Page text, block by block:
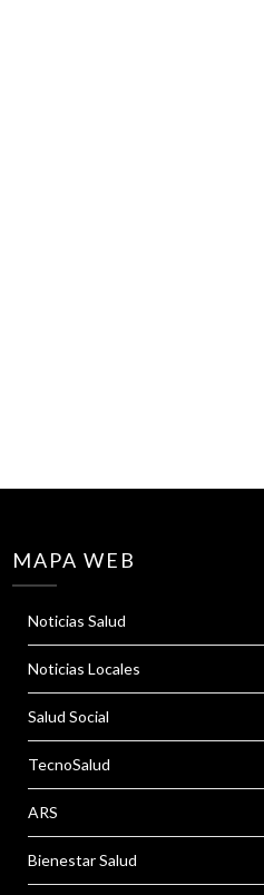
MAPA WEB
Noticias Salud
Noticias Locales
Salud Social
TecnoSalud
ARS
Bienestar Salud